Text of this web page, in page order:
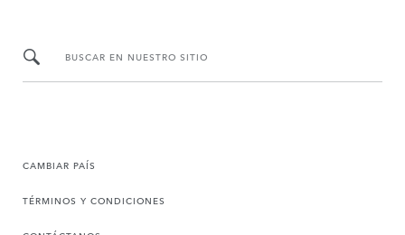
BUSCAR EN NUESTRO SITIO
CAMBIAR PAÍS
TÉRMINOS Y CONDICIONES